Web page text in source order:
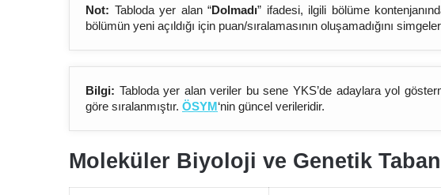
Not: Tabloda yer alan “Dolmadı” ifadesi, ilgili bölüme
bölümün yeni açıldığı için puan/sıralamasının oluşamadığını
Bilgi: Tabloda yer alan veriler bu sene YKS’de adaylara yol
göre sıralanmıştır. ÖSYM‘nin güncel verileridir.
Moleküler Biyoloji ve Genetik Taban